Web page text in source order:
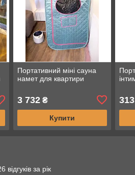
Портативний міні сауна
намет для квартири
3 732₴
Купити
313
за рік